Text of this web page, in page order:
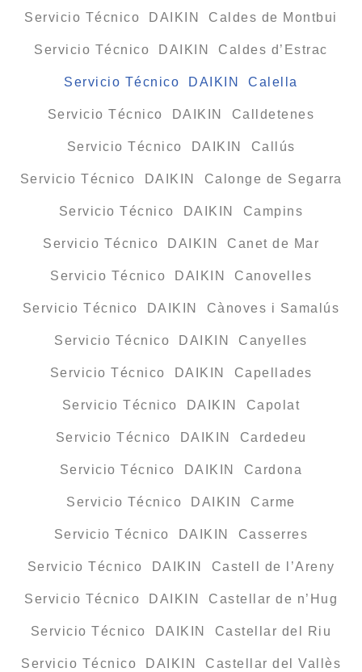
Servicio Técnico DAIKIN Caldes de Montbui
Servicio Técnico DAIKIN Caldes d’Estrac
Servicio Técnico DAIKIN Calella
Servicio Técnico DAIKIN Calldetenes
Servicio Técnico DAIKIN Callús
Servicio Técnico DAIKIN Calonge de Segarra
Servicio Técnico DAIKIN Campins
Servicio Técnico DAIKIN Canet de Mar
Servicio Técnico DAIKIN Canovelles
Servicio Técnico DAIKIN Cànoves i Samalús
Servicio Técnico DAIKIN Canyelles
Servicio Técnico DAIKIN Capellades
Servicio Técnico DAIKIN Capolat
Servicio Técnico DAIKIN Cardedeu
Servicio Técnico DAIKIN Cardona
Servicio Técnico DAIKIN Carme
Servicio Técnico DAIKIN Casserres
Servicio Técnico DAIKIN Castell de l’Areny
Servicio Técnico DAIKIN Castellar de n’Hug
Servicio Técnico DAIKIN Castellar del Riu
Servicio Técnico DAIKIN Castellar del Vallès